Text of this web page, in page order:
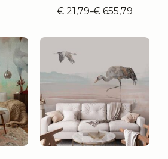
€21,79-€655,79
Prijsklasse:
tot